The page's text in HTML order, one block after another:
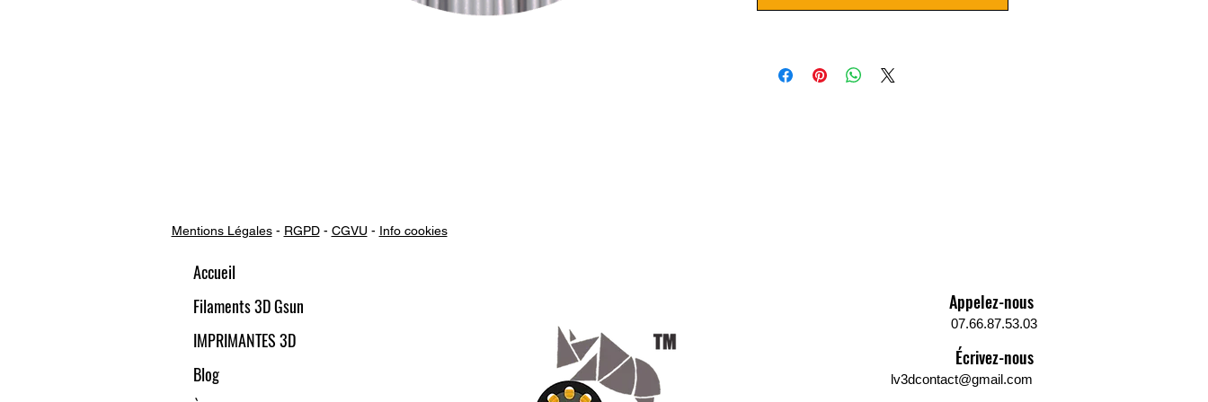
élevé pour une couleur plus intense.
ARGENT ROSE .
métallisés, ce filament offre une
brillance et des reflets uniques qui
donneront vie à toutes vos idées de
Mentions Légales- RGPD- CGVU - Info cookies
Accueil
Filaments 3D Gsun
IMPRIMANTES 3D
Blog
Appelez-nous
07.66.87.53.03
Écrivez-nous
lv3dcontact@gmail.com